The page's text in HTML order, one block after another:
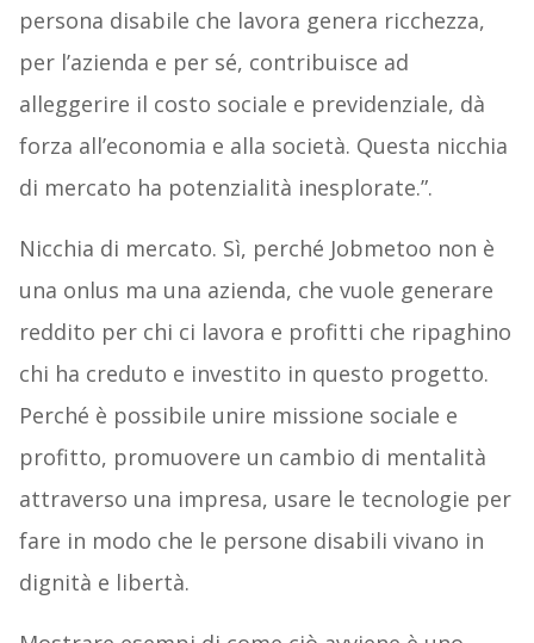
persona disabile che lavora genera ricchezza,
per l’azienda e per sé, contribuisce ad
alleggerire il costo sociale e previdenziale, dà
forza all’economia e alla società. Questa nicchia
di mercato ha potenzialità inesplorate.”.
Nicchia di mercato. Sì, perché Jobmetoo non è
una onlus ma una azienda, che vuole generare
reddito per chi ci lavora e profitti che ripaghino
chi ha creduto e investito in questo progetto.
Perché è possibile unire missione sociale e
profitto, promuovere un cambio di mentalità
attraverso una impresa, usare le tecnologie per
fare in modo che le persone disabili vivano in
dignità e libertà.